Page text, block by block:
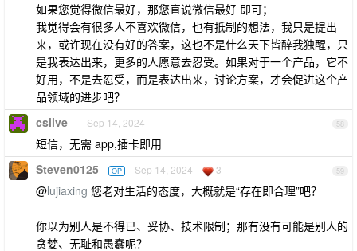
如果您觉得微信最好，那您直说微信最好 即可；
我觉得会有很多人不喜欢微信，也有抵制的想法，我只是提出
来，或许现在没有好的答案，这也不是什么天下皆醉我独醒，只
是我表达出来，更多的人愿意去忍受。如果对于一个产品，它不
好用，不是去忍受，而是表达出来，讨论方案，才会促进这个产
品领域的进步吧？
58
cslive Sep 14, 2024
短信，无需 app,插卡即用
59
Steven0125 OP Sep 14, 2024 3
@lujiaxing 您老对生活的态度，大概就是“存在即合理”吧？
你以为别人是不得已、妥协、技术限制；那有没有可能是别人的
贪婪、无耻和愚蠢呢？